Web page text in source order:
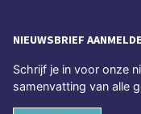
NIEUWSBRIEF
Schrijf je in voor onze
samenvatting van alle